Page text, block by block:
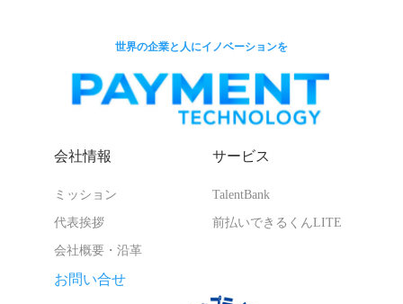
世界の企業と人にイノベーションを
会社情報
ミッション
代表挨拶
会社概要・沿革
サービス
TalentBank
前払いできるくんLITE
お問い合せ